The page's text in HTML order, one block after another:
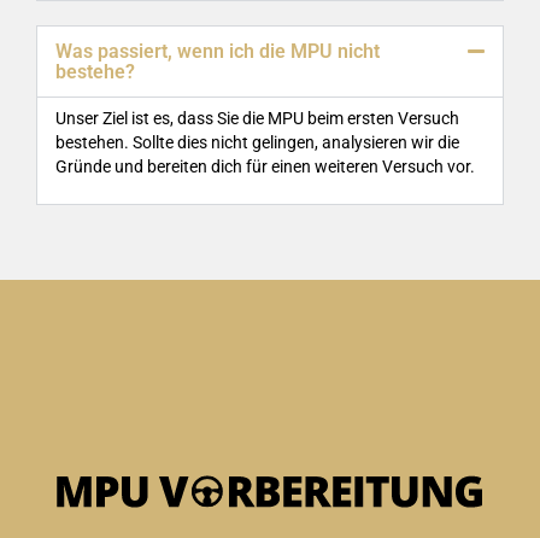
Was passiert, wenn ich die MPU nicht
bestehe?
Unser Ziel ist es, dass Sie die MPU beim ersten Versuch
bestehen. Sollte dies nicht gelingen, analysieren wir die
Gründe und bereiten dich für einen weiteren Versuch vor.